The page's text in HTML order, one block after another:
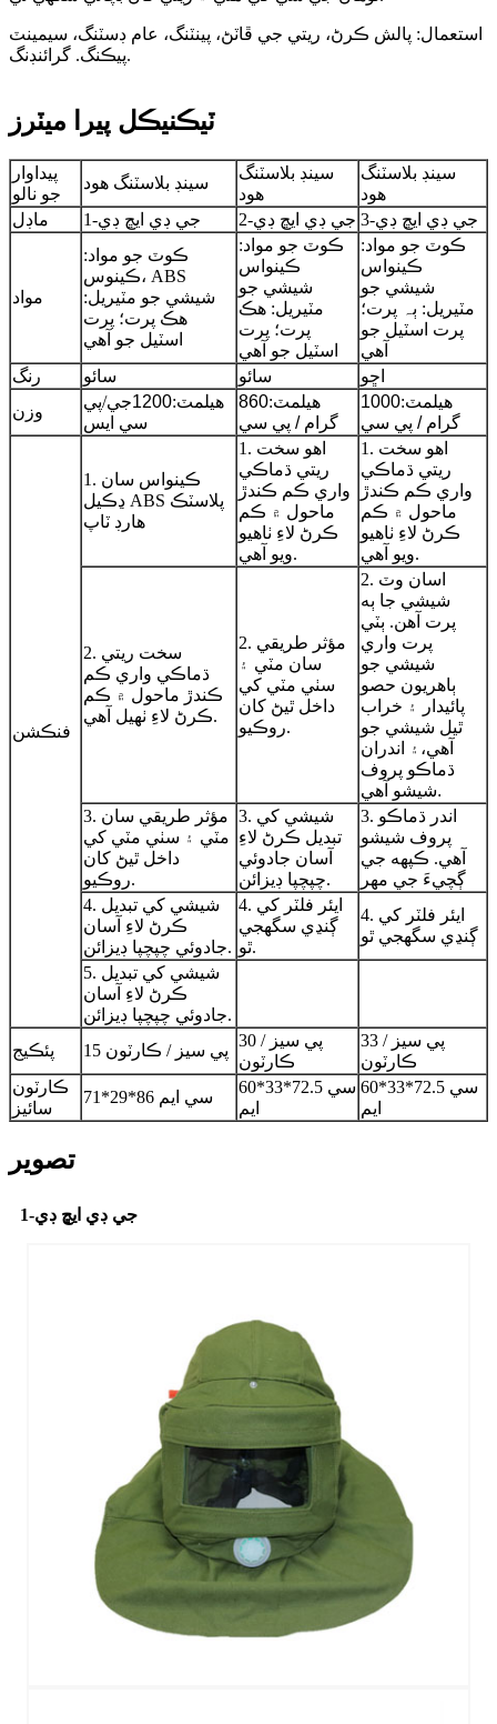
استعمال: پالش ڪرڻ، ريتي جي ڦاٽڻ، پينٽنگ، عام ڊسٽنگ، سيمينٽ
پيڪنگ. گرائنڊنگ.
ٽيڪنيڪل پيرا ميٽرز
پيداوار
جو نالو
سينڊ بلاسٽنگ هود
سينڊ بلاسٽنگ
هود
سينڊ بلاسٽنگ
هود
ماڊل
جي ڊي ايڇ ڊي-1 جي ڊي ايڇ ڊي-2 جي ڊي ايڇ ڊي-3
مواد
ڪوٽ جو مواد:
ڪينوس، ABS
شيشي جو مٽيريل:
هڪ پرت؛ پرت
اسٽيل جو آهي
ڪوٽ جو مواد:
ڪينواس
شيشي جو
مٽيريل: هڪ
پرت؛ پرت
اسٽيل جو آهي
ڪوٽ جو مواد:
ڪينواس
شيشي جو
مٽيريل: ٻہ پرت؛
پرت اسٽيل جو
آهي
رنگ
سائو سائو
اڇو
وزن
هيلمٽ:1200جي/پي
سي ايس
هيلمٽ:860
گرام / پي سي
هيلمٽ:1000
گرام / پي سي
فنڪشن
1. ڪينواس سان
ڍڪيل ABS پلاسٽڪ
هارڊ ٽاپ
1. اهو سخت
ريتي ڌماڪي
واري ڪم ڪندڙ
ماحول ۾ ڪم
ڪرڻ لاءِ ٺاهيو
ويو آهي.
1. اهو سخت
ريتي ڌماڪي
واري ڪم ڪندڙ
ماحول ۾ ڪم
ڪرڻ لاءِ ٺاهيو
ويو آهي.
2. سخت ريتي
ڌماڪي واري ڪم
ڪندڙ ماحول ۾ ڪم
ڪرڻ لاءِ ٺهيل آهي.
2. مؤثر طريقي
سان مٽي ۽
سٺي مٽي کي
داخل ٿيڻ کان
روڪيو.
2. اسان وٽ
شيشي جا ٻه
پرت آهن. ٻٽي
پرت واري
شيشي جو
ٻاهريون حصو
پائيدار ۽ خراب
ٿيل شيشي جو
آهي، ۽ اندران
ڌماڪو پروف
شيشو آهي.
3. مؤثر طريقي سان
مٽي ۽ سٺي مٽي کي
داخل ٿيڻ کان
روڪيو.
3. شيشي کي
تبديل ڪرڻ لاءِ
آسان جادوئي
چپچپا ڊيزائن.
3. اندر ڌماڪو
پروف شيشو
آهي. ڪپهه جي
ڳچيءَ جي مهر
4. شيشي کي تبديل
ڪرڻ لاءِ آسان
جادوئي چپچپا ڊيزائن.
4. ايئر فلٽر کي
ڳنڍي سگھجي
ٿو.
4. ايئر فلٽر کي
ڳنڍي سگھجي ٿو
5. شيشي کي تبديل
ڪرڻ لاءِ آسان
جادوئي چپچپا ڊيزائن.
پئڪيج
15 پي سيز / ڪارٽون
30 پي سيز /
ڪارٽون
33 پي سيز /
ڪارٽون
ڪارٽون
سائيز
71*29*86 سي ايم
60*33*72.5 سي
ايم
60*33*72.5 سي
ايم
تصوير
جي ڊي ايڇ ڊي-1